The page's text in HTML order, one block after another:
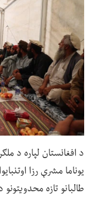
د افغانستان لپاره د
یوناما مشرې رزا
طالبانو تازه